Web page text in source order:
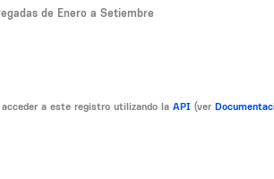
de Enero a Setiembre
a este registro utilizando la API (ver